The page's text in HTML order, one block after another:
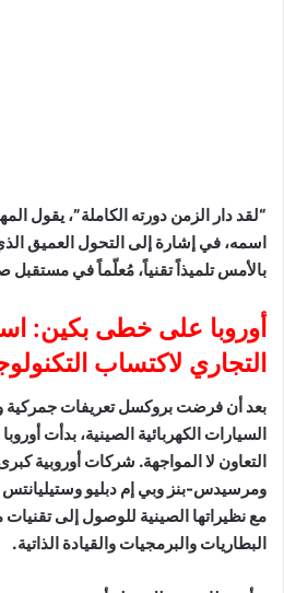
“لقد دار الزمن دورته الكاملة”، يقول
اسمه، في إشارة إلى التحول العميق
بالأمس تلميذاً تقنياً، مُعلّماً في مستقبل
أوروبا على خطى بكين:
التجاري لاكتساب
السيارات الكهربائية الصينية، بدأت
التعاون لا المواجهة. شركات أوروبية
ومرسيدس-بنز وبي إم دبليو وستيليانتس
مع نظيراتها الصينية للوصول إلى
البطاريات والبرمجيات والقيادة الذاتية.